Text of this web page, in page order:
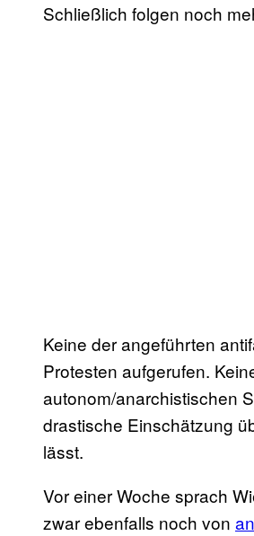
Schließlich folgen noch
Keine der angeführten
Protesten aufgerufen.
autonom/anarchistischen
drastische Einschätzung
lässt.
Vor einer Woche sprach
zwar ebenfalls noch von